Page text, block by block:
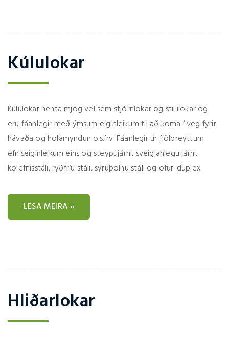
Kúlulokar
Kúlulokar henta mjög vel sem stjórnlokar og stillilokar og
eru fáanlegir með ýmsum eiginleikum til að koma í veg fyrir
hávaða og holamyndun o.s.frv. Fáanlegir úr fjölbreyttum
efniseiginleikum eins og steypujárni, sveigjanlegu járni,
kolefnisstáli, ryðfríu stáli, sýruþolnu stáli og ofur-duplex.
LESA MEIRA »
Hliðarlokar